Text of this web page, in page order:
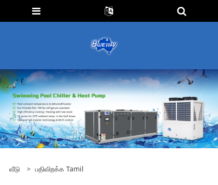
வீடு > பதிவிறக்க Tamil